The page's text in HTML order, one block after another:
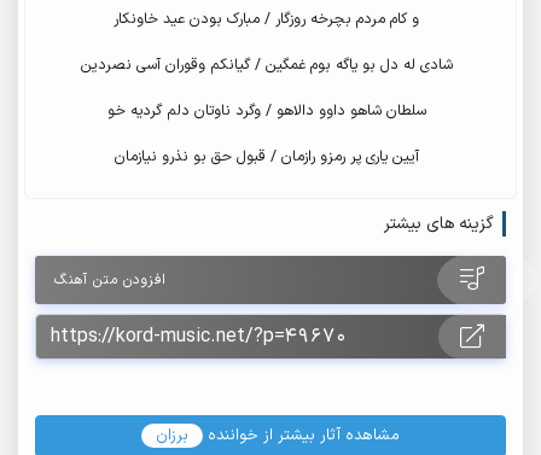
و کام مردم بچرخه روزگار / مبارک بودن عید خاونکار
شادی له دل بو یاگه بوم غمگین / گیانکم وقوران آسی نصردین
سلطان شاهو داوو دالاهو / وگرد ناوتان دلم گردیه خو
آیین یاری پر رمزو رازمان / قبول حق بو نذرو نیازمان
گزینه های بیشتر
افزودن متن آهنگ
مشاهده آثار بیشتر از خواننده برزان